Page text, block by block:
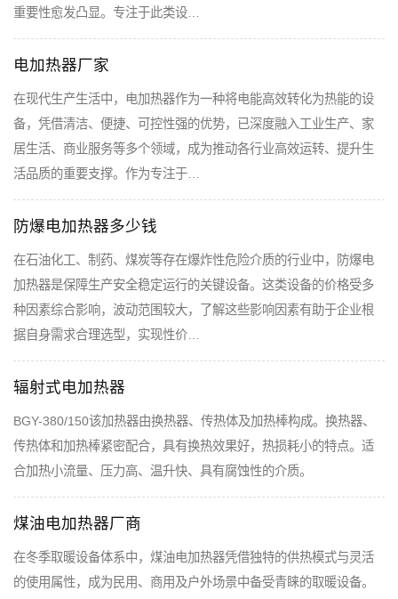
重要性愈发凸显。专注于此类设…
电加热器厂家
在现代生产生活中，电加热器作为一种将电能高效转化为热能的设
备，凭借清洁、便捷、可控性强的优势，已深度融入工业生产、家
居生活、商业服务等多个领域，成为推动各行业高效运转、提升生
活品质的重要支撑。作为专注于…
防爆电加热器多少钱
在石油化工、制药、煤炭等存在爆炸性危险介质的行业中，防爆电
加热器是保障生产安全稳定运行的关键设备。这类设备的价格受多
种因素综合影响，波动范围较大，了解这些影响因素有助于企业根
据自身需求合理选型，实现性价…
辐射式电加热器
BGY-380/150该加热器由换热器、传热体及加热棒构成。换热器、
传热体和加热棒紧密配合，具有换热效果好，热损耗小的特点。适
合加热小流量、压力高、温升快、具有腐蚀性的介质。
煤油电加热器厂商
在冬季取暖设备体系中，煤油电加热器凭借独特的供热模式与灵活
的使用属性，成为民用、商用及户外场景中备受青睐的取暖设备。